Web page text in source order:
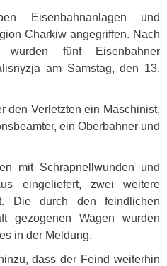
Eisenbahnanlagen und
Charkiw angegriffen. Nach
wurden fünf Eisenbahner
am Samstag, den 13.
den Verletzten ein Maschinist,
ein Oberbahner und
mit Schrapnellwunden und
eingeliefert, zwei weitere
Die durch den feindlichen
gezogenen Wagen wurden
in der Meldung.
dass der Feind weiterhin